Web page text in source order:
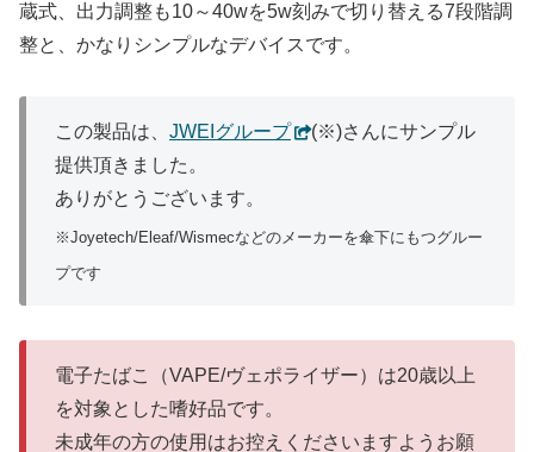
蔵式、出力調整も10～40wを5w刻みで切り替える7段階調
整と、かなりシンプルなデバイスです。
この製品は、 JWEIグループ
(※)さんにサンプル
提供頂きました。
ありがとうございます。
※Joyetech/Eleaf/Wismecなどのメーカーを傘下にもつグルー
プです
電子たばこ（VAPE/ヴェポライザー）は20歳以上
を対象とした嗜好品です。
未成年の方の使用はお控えくださいますようお願